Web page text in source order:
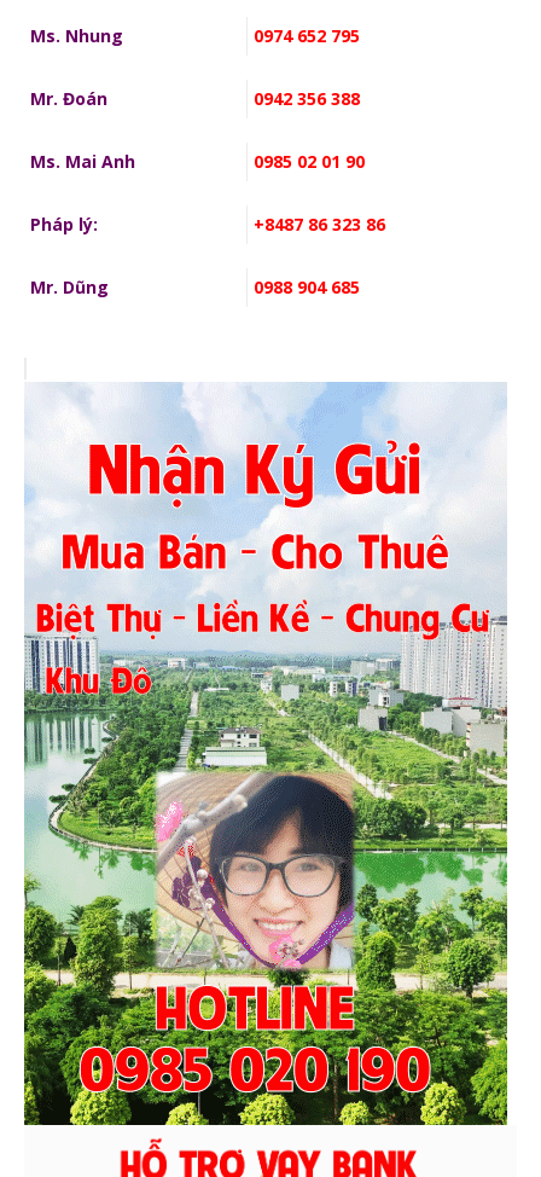
Ms. Nhung 0974 652 795
Mr. Đoán 0942 356 388
Ms. Mai Anh 0985 02 01 90
Pháp lý: +8487 86 323 86
Mr. Dũng 0988 904 685